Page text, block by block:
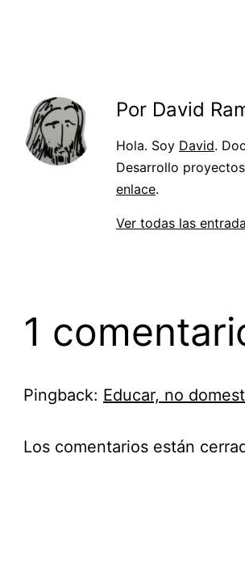
Por David
Hola. Soy David.
Desarrollo
enlace.
Ver todas las
1
Pingback: Educar, no
Los comentarios están